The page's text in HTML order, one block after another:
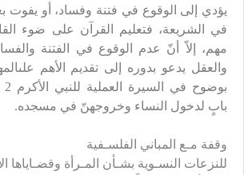
يؤدي إلى الوقوع في فتنة وفساد، أو يفوت
في الشريعة، فتعليم القرآن على ضوء
مهم، إلاّ أنّ عدم الوقوع في الفتنة
والعقل يدعو بدوره إلى تقديم الأهم
بوضوح في السيرة العملية للنبي الأكرم 2
بابٍ لدخول النساء وخروجهنّ في مسجده.
وقفة مـع المباني الفلسـفية
للنزعات النسـوية بشـأن المـرأة وقضـاياها